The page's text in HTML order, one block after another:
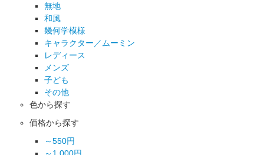
無地
和風
幾何学模様
キャラクター／ムーミン
レディース
メンズ
子ども
その他
色から探す
価格から探す
～550円
～1,000円